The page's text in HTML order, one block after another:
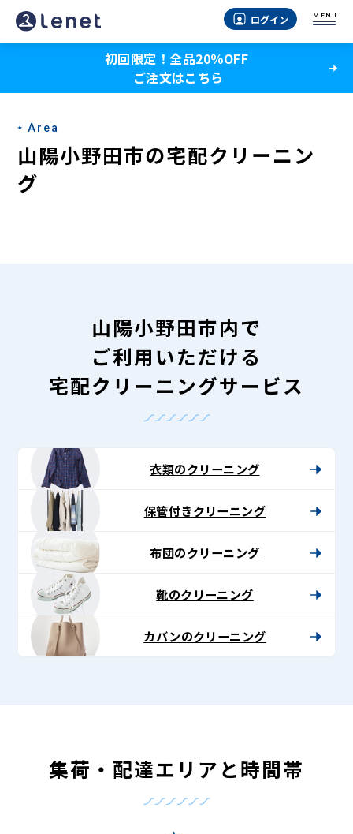
山
陽
野
田
市
の
Lenet〈リ
ト〉
ログイン MENU
初回限定！全品20％OFF
ご注文はこちら
Area
山陽小野田市の宅配クリーニン
グ
山陽小野田市内で
ご利用いただける
宅配クリーニングサービス
衣類のクリーニング
保管付きクリーニング
布団のクリーニング
靴のクリーニング
カバンのクリーニング
集荷・配達エリアと時間帯